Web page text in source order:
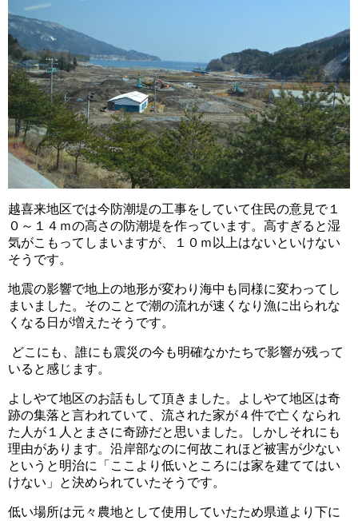
越喜来地区では今防潮堤の工事をしていて住民の意見で１
０～１４ｍの高さの防潮堤を作っています。高すぎると湿
気がこもってしまいますが、１０ｍ以上はないといけない
そうです。
地震の影響で地上の地形が変わり海中も同様に変わってし
まいました。そのことで潮の流れが速くなり漁に出られな
くなる日が増えたそうです。
どこにも、誰にも震災の今も明確なかたちで影響が残って
いると感じます。
よしやて地区のお話もして頂きました。よしやて地区は奇
跡の集落と言われていて、流された家が４件で亡くなられ
た人が１人とまさに奇跡だと思いました。しかしそれにも
理由があります。沿岸部なのに何故これほど被害が少ない
というと明治に「ここより低いところには家を建ててはい
けない」と決められていたそうです。
低い場所は元々農地として使用していたため県道より下に